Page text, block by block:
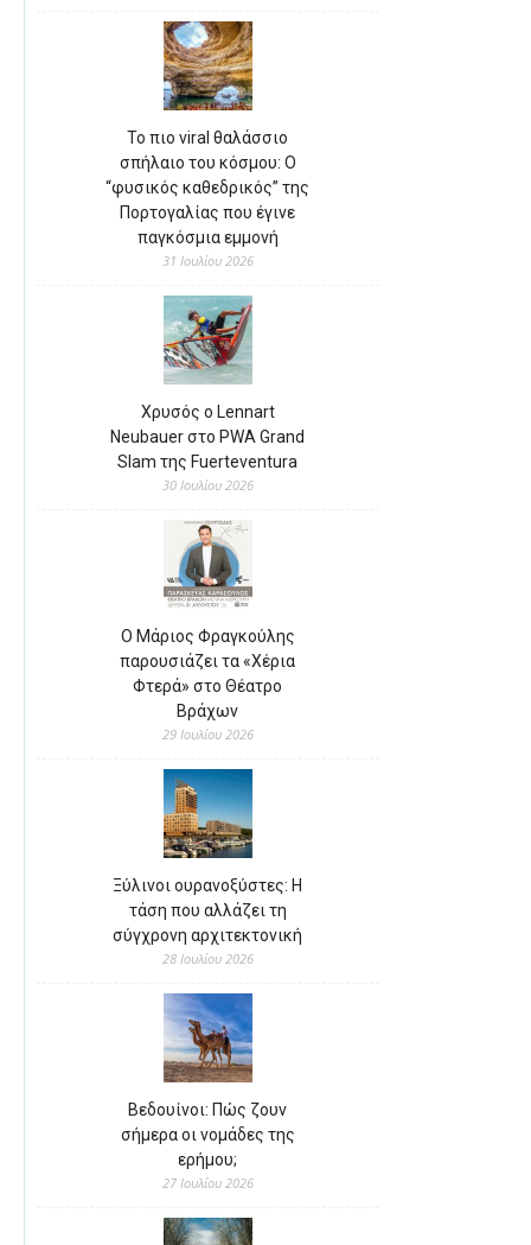
Το πιο viral θαλάσσιο
σπήλαιο του κόσμου: Ο
“φυσικός καθεδρικός” της
Πορτογαλίας που έγινε
παγκόσμια εμμονή
31 Ιουλίου 2026
Χρυσός ο Lennart
Neubauer στο PWA Grand
Slam της Fuerteventura
30 Ιουλίου 2026
Ο Μάριος Φραγκούλης
παρουσιάζει τα «Χέρια
Φτερά» στο Θέατρο
Βράχων
29 Ιουλίου 2026
Ξύλινοι ουρανοξύστες: Η
τάση που αλλάζει τη
σύγχρονη αρχιτεκτονική
28 Ιουλίου 2026
Βεδουίνοι: Πώς ζουν
σήμερα οι νομάδες της
ερήμου;
27 Ιουλίου 2026